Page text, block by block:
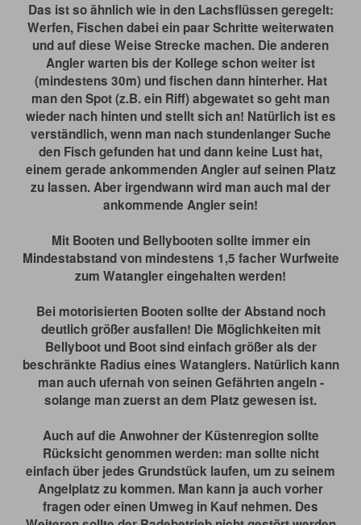
Das ist so ähnlich wie in den Lachsflüssen geregelt:
Werfen, Fischen dabei ein paar Schritte weiterwaten
und auf diese Weise Strecke machen. Die anderen
Angler warten bis der Kollege schon weiter ist
(mindestens 30m) und fischen dann hinterher. Hat
man den Spot (z.B. ein Riff) abgewatet so geht man
wieder nach hinten und stellt sich an! Natürlich ist es
verständlich, wenn man nach stundenlanger Suche
den Fisch gefunden hat und dann keine Lust hat,
einem gerade ankommenden Angler auf seinen Platz
zu lassen. Aber irgendwann wird man auch mal der
ankommende Angler sein!
Mit Booten und Bellybooten sollte immer ein
Mindestabstand von mindestens 1,5 facher Wurfweite
zum Watangler eingehalten werden!
Bei motorisierten Booten sollte der Abstand noch
deutlich größer ausfallen! Die Möglichkeiten mit
Bellyboot und Boot sind einfach größer als der
beschränkte Radius eines Watanglers. Natürlich kann
man auch ufernah von seinen Gefährten angeln -
solange man zuerst an dem Platz gewesen ist.
Auch auf die Anwohner der Küstenregion sollte
Rücksicht genommen werden: man sollte nicht
einfach über jedes Grundstück laufen, um zu seinem
Angelplatz zu kommen. Man kann ja auch vorher
fragen oder einen Umweg in Kauf nehmen. Des